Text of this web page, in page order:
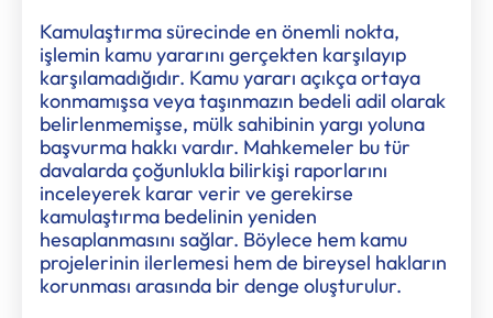
Kamulaştırma sürecinde en önemli nokta,
işlemin kamu yararını gerçekten karşılayıp
karşılamadığıdır. Kamu yararı açıkça ortaya
konmamışsa veya taşınmazın bedeli adil olarak
belirlenmemişse, mülk sahibinin yargı yoluna
başvurma hakkı vardır. Mahkemeler bu tür
davalarda çoğunlukla bilirkişi raporlarını
inceleyerek karar verir ve gerekirse
kamulaştırma bedelinin yeniden
hesaplanmasını sağlar. Böylece hem kamu
projelerinin ilerlemesi hem de bireysel hakların
korunması arasında bir denge oluşturulur.